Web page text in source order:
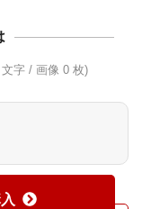
字 / 画像 0 枚)